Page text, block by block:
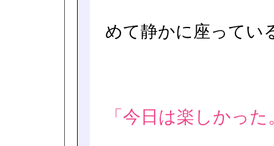
めて静かに座ってい
「今日は楽しかっ